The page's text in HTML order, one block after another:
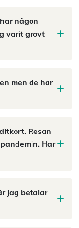
någon
varit grovt
men de har
Resan
Har
jag betalar